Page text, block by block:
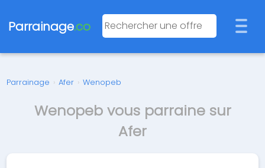
Parrainage.co
Parrainage › Afer › Wenopeb
Wenopeb vous parraine sur
Afer